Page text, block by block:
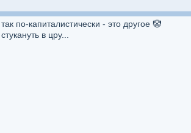
так по-капиталистически - это другое 🤡
стукануть в цру...